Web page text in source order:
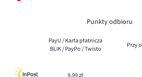
Punkty odbioru
PayU / Karta płatnicza
BLIK / PayPo / Twisto
Przy
9,99 zł